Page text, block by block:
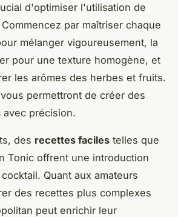
d'optimiser l'utilisation de
par maîtriser chaque
mélanger vigoureusement, la
pour une texture homogène, et
les arômes des herbes et fruits.
permettront de créer des
avec précision.
des recettes faciles telles que
Tonic offrent une introduction
Quant aux amateurs
des recettes plus complexes
peut enrichir leur